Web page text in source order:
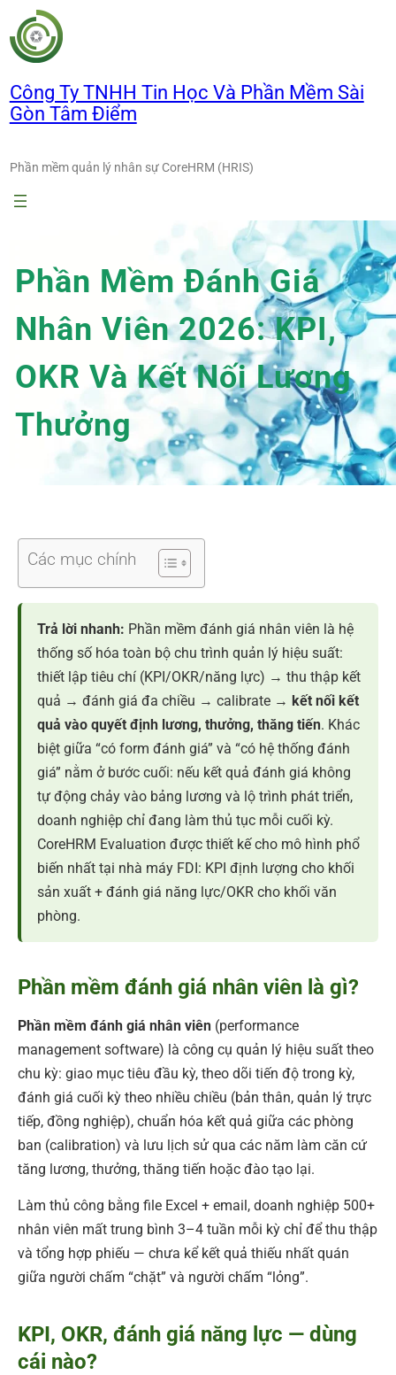
Chuyển
đến
phần
dung
Công Ty TNHH Tin Học Và Phần Mềm Sài
Gòn Tâm Điểm
Phần mềm quản lý nhân sự CoreHRM (HRIS)
Phần Mềm Đánh Giá
Nhân Viên 2026: KPI,
OKR Và Kết Nối Lương
Thưởng
Các mục chính
Trả lời nhanh: Phần mềm đánh giá nhân viên là hệ
thống số hóa toàn bộ chu trình quản lý hiệu suất:
thiết lập tiêu chí (KPI/OKR/năng lực) → thu thập kết
quả → đánh giá đa chiều → calibrate → kết nối kết
quả vào quyết định lương, thưởng, thăng tiến. Khác
biệt giữa “có form đánh giá” và “có hệ thống đánh
giá” nằm ở bước cuối: nếu kết quả đánh giá không
tự động chảy vào bảng lương và lộ trình phát triển,
doanh nghiệp chỉ đang làm thủ tục mỗi cuối kỳ.
CoreHRM Evaluation được thiết kế cho mô hình phổ
biến nhất tại nhà máy FDI: KPI định lượng cho khối
sản xuất + đánh giá năng lực/OKR cho khối văn
phòng.
Phần mềm đánh giá nhân viên là gì?
Phần mềm đánh giá nhân viên (performance
management software) là công cụ quản lý hiệu suất theo
chu kỳ: giao mục tiêu đầu kỳ, theo dõi tiến độ trong kỳ,
đánh giá cuối kỳ theo nhiều chiều (bản thân, quản lý trực
tiếp, đồng nghiệp), chuẩn hóa kết quả giữa các phòng
ban (calibration) và lưu lịch sử qua các năm làm căn cứ
tăng lương, thưởng, thăng tiến hoặc đào tạo lại.
Làm thủ công bằng file Excel + email, doanh nghiệp 500+
nhân viên mất trung bình 3–4 tuần mỗi kỳ chỉ để thu thập
và tổng hợp phiếu — chưa kể kết quả thiếu nhất quán
giữa người chấm “chặt” và người chấm “lỏng”.
KPI, OKR, đánh giá năng lực — dùng
cái nào?